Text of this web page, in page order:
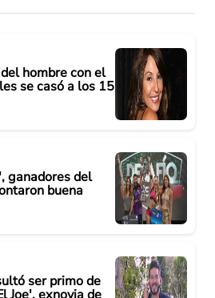
hombre con el
se casó a los 15
ganadores del
buena
ser primo de
Joe', exnovia de